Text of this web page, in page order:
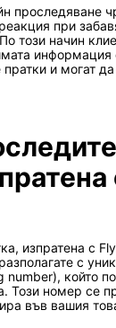
проследяване
при
този начин
информация
и могат
изпратена с
с
който
Този номер се
във вашия